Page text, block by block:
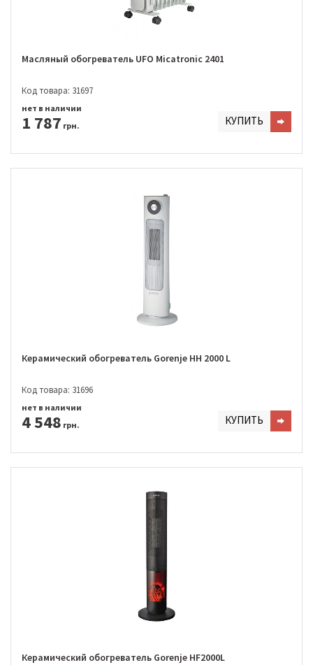
Масляный обогреватель UFO Micatronic 2401
Код товара: 31697
1 787 грн.
нет в наличии
КУПИТЬ
Керамический обогреватель Gorenje HH 2000 L
Код товара: 31696
4 548 грн.
нет в наличии
КУПИТЬ
Керамический обогреватель Gorenje HF2000L